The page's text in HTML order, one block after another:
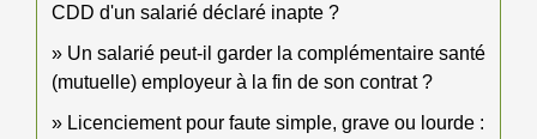
CDD d'un salarié déclaré inapte ?
Un salarié peut-il garder la complémentaire santé
(mutuelle) employeur à la fin de son contrat ?
Licenciement pour faute simple, grave ou lourde :